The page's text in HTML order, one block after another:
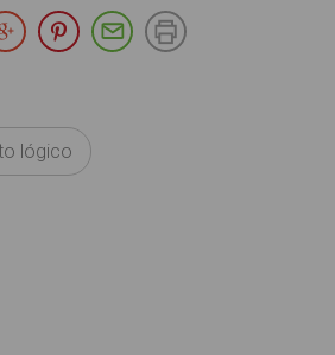
en Facebook
Compartir en Twitter
Compartir en Google Plus
Compartir en Pinterest
Compartir por E-mail
lógico